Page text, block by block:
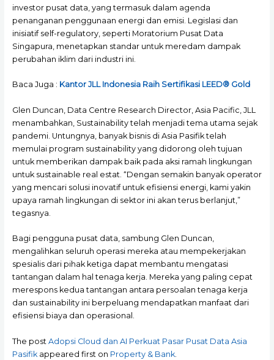
investor pusat data, yang termasuk dalam agenda
penanganan penggunaan energi dan emisi. Legislasi dan
inisiatif self-regulatory, seperti Moratorium Pusat Data
Singapura, menetapkan standar untuk meredam dampak
perubahan iklim dari industri ini.
Baca Juga : Kantor JLL Indonesia Raih Sertifikasi LEED® Gold
Glen Duncan, Data Centre Research Director, Asia Pacific, JLL
menambahkan, Sustainability telah menjadi tema utama sejak
pandemi. Untungnya, banyak bisnis di Asia Pasifik telah
memulai program sustainability yang didorong oleh tujuan
untuk memberikan dampak baik pada aksi ramah lingkungan
untuk sustainable real estat. “Dengan semakin banyak operator
yang mencari solusi inovatif untuk efisiensi energi, kami yakin
upaya ramah lingkungan di sektor ini akan terus berlanjut,”
tegasnya.
Bagi pengguna pusat data, sambung Glen Duncan,
mengalihkan seluruh operasi mereka atau mempekerjakan
spesialis dari pihak ketiga dapat membantu mengatasi
tantangan dalam hal tenaga kerja. Mereka yang paling cepat
merespons kedua tantangan antara persoalan tenaga kerja
dan sustainability ini berpeluang mendapatkan manfaat dari
efisiensi biaya dan operasional.
The post Adopsi Cloud dan AI Perkuat Pasar Pusat Data Asia
Pasifikappeared first on Property & Bank.